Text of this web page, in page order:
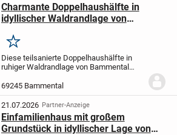
Charmante Doppelhaushälfte in
idyllischer Waldrandlage von
Merken
Diese teilsanierte Doppelhaushälfte in
ruhiger Waldrandlage von Bammental
Hauses mit vielseitigem
Nutzungspotenzial. Auf ca. 83 m²
Wohnfläche erwartet Sie ein...
69245 Bammental
21.07.2026 Partner-Anzeige
Einfamilienhaus mit großem
Grundstück in idyllischer Lage von